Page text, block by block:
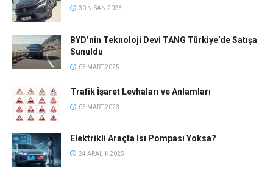
30 NISAN 2023
BYD’nin Teknoloji Devi TANG Türkiye’de Satışa
Sunuldu
03 MART 2025
Trafik İşaret Levhaları ve Anlamları
05 MART 2023
Elektrikli Araçta Isı Pompası Yoksa?
24 ARALIK 2025